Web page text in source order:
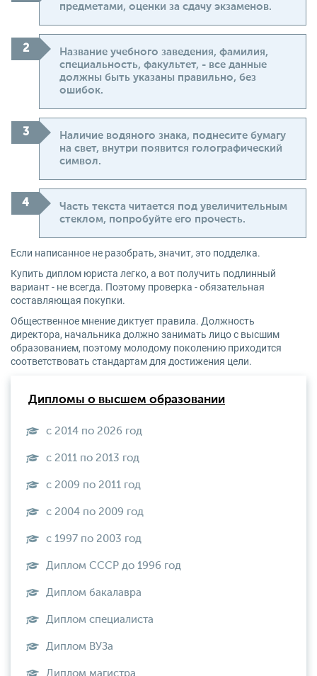
предметами, оценки за сдачу экзаменов.
Название учебного заведения, фамилия,
специальность, факультет, - все данные
должны быть указаны правильно, без
ошибок.
Наличие водяного знака, поднесите бумагу
на свет, внутри появится голографический
символ.
Часть текста читается под увеличительным
стеклом, попробуйте его прочесть.
Если написанное не разобрать, значит, это подделка.
Купить диплом юриста легко, а вот получить подлинный
вариант - не всегда. Поэтому проверка - обязательная
составляющая покупки.
Общественное мнение диктует правила. Должность
директора, начальника должно занимать лицо с высшим
образованием, поэтому молодому поколению приходится
соответствовать стандартам для достижения цели.
Дипломы о высшем образовании
с 2014 по 2026 год
с 2011 по 2013 год
с 2009 по 2011 год
с 2004 по 2009 год
с 1997 по 2003 год
Диплом СССР до 1996 год
Диплом бакалавра
Диплом специалиста
Диплом ВУЗа
Диплом магистра